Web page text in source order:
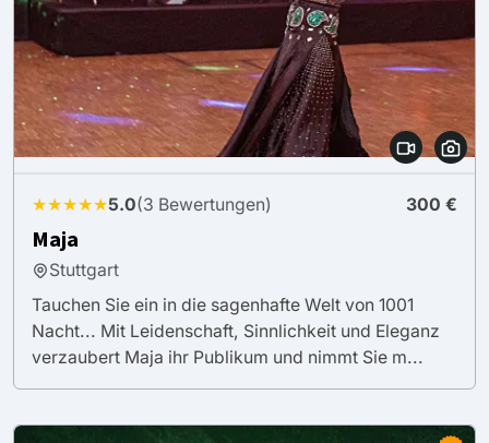
★★★★★5.0(3 Bewertungen) 300 €
Maja
Stuttgart
Tauchen Sie ein in die sagenhafte Welt von 1001
Nacht... Mit Leidenschaft, Sinnlichkeit und Eleganz
verzaubert Maja ihr Publikum und nimmt Sie m...